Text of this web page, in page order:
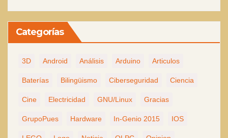
Categorías
3D Android Análisis Arduino Articulos
Baterías Bilingüismo Ciberseguridad Ciencia
Cine Electricidad GNU/Linux Gracias
GrupoPues Hardware In-Genio 2015 IOS